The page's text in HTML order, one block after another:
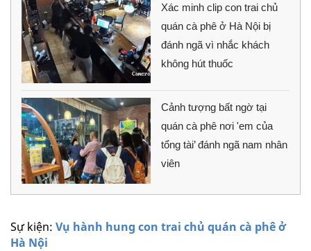
Sự kiện: Vụ hành hung con trai chủ quán cà phê ở
Hà Nội
Xác minh clip con trai chủ
quán cà phê ở Hà Nội bị
đánh ngã vì nhắc khách
không hút thuốc
Cảnh tượng bất ngờ tại
quán cà phê nơi 'em của
tổng tài’ đánh ngã nam nhân
viên